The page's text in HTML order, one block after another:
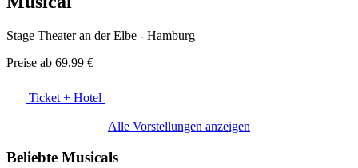
Stage Theater an der Elbe - Hamburg
Preise ab 69,99 €
Ticket + Hotel
Alle Vorstellungen anzeigen
Beliebte Musicals